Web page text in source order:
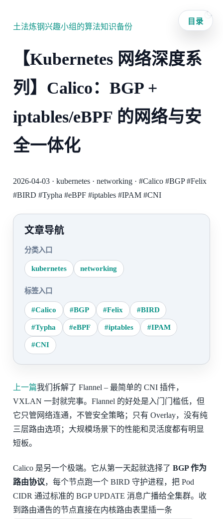
土法炼钢兴趣小组的算法知识备份
【Kubernetes 网络深度系
列】Calico：BGP +
iptables/eBPF 的网络与安
全一体化
2026-04-03· kubernetes· networking· #Calico #BGP #Felix
#BIRD #Typha #eBPF #iptables #IPAM #CNI
文章导航
分类入口
kubernetes networking
标签入口
#Calico #BGP #Felix #BIRD
#Typha #eBPF #iptables #IPAM
#CNI
上一篇我们拆解了 Flannel – 最简单的 CNI 插件，
VXLAN 一封就完事。Flannel 的好处是入门门槛低，但
它只管网络连通，不管安全策略；只有 Overlay，没有纯
三层路由选项；大规模场景下的性能和灵活度都有明显
短板。
Calico 是另一个极端。它从第一天起就选择了 BGP 作为
路由协议，每个节点跑一个 BIRD 守护进程，把 Pod
CIDR 通过标准的 BGP UPDATE 消息广播给全集群。收
到路由通告的节点直接在内核路由表里插一条
目录